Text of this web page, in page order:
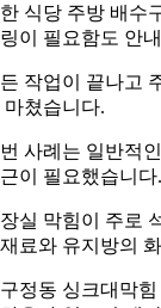
식당 주방 배수
이 필요함도 안
작업이 끝나고
마쳤습니다.
사례는 일반적
이 필요했습니다.
실 막힘이 주로
료와 유지방의
정동 싱크대막